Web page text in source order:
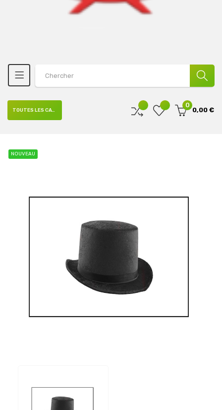
0
0,00 €
TOUTES LES CATÉGORIES
NOUVEAU